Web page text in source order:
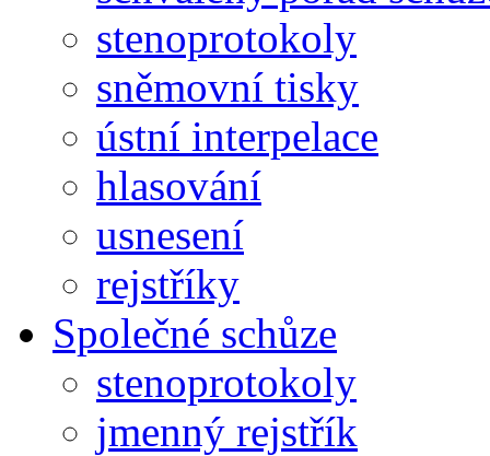
stenoprotokoly
sněmovní tisky
ústní interpelace
hlasování
usnesení
rejstříky
Společné schůze
stenoprotokoly
jmenný rejstřík